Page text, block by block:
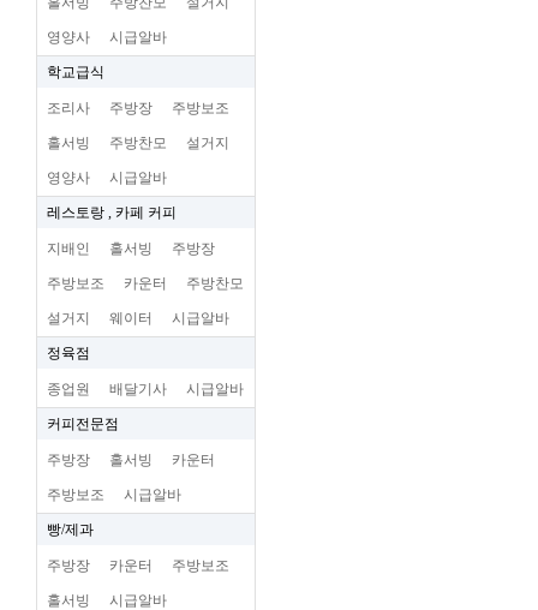
영양사 시급알바
학교급식
조리사 주방장 주방보조
홀서빙 주방찬모 설거지
영양사 시급알바
레스토랑 , 카페 커피
지배인 홀서빙 주방장
주방보조 카운터 주방찬모
설거지 웨이터 시급알바
정육점
종업원 배달기사 시급알바
커피전문점
주방장 홀서빙 카운터
주방보조 시급알바
빵/제과
주방장 카운터 주방보조
홀서빙 시급알바